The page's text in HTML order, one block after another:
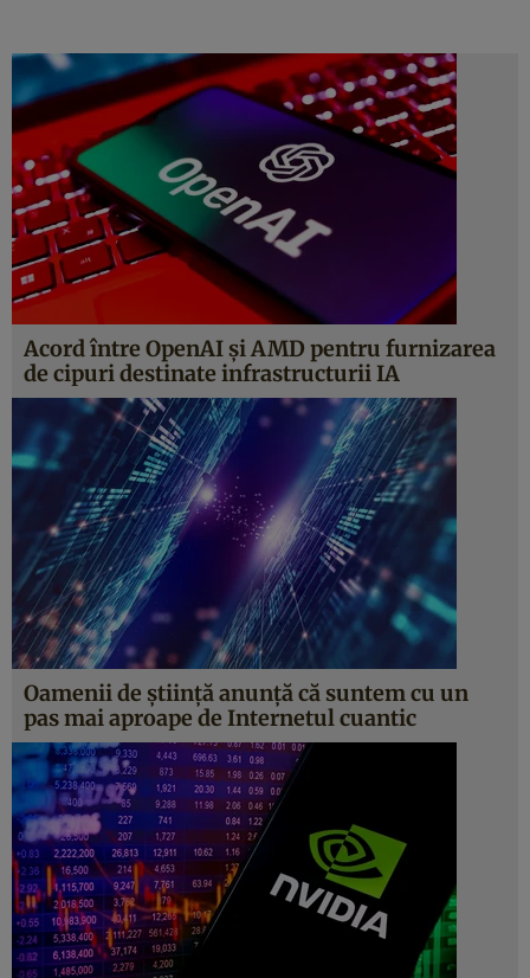
Acord între OpenAI și AMD pentru furnizarea
de cipuri destinate infrastructurii IA
Oamenii de știință anunță că suntem cu un
pas mai aproape de Internetul cuantic